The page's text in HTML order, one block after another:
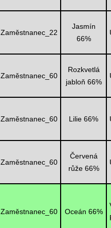
Zaměstnanec_22
Jasmín
66%
Zaměstnanec_60
Rozkvetlá
jabloň 66%
Zaměstnanec_60 Lilie 66%
Zaměstnanec_60
Červená
růže 66%
Zaměstnanec_60 Oceán 66%